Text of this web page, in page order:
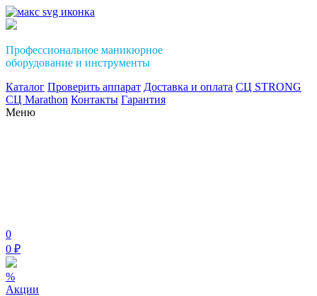
Профессиональное маникюрное
оборудование и инструменты
Каталог Проверить аппарат Доставка и оплата СЦ STRONG
СЦ Marathon Контакты Гарантия
Меню
0
0 ₽
%
Акции